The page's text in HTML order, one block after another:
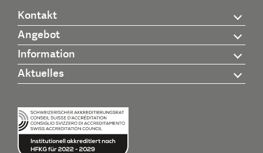
Kontakt
Angebot
Information
Aktuelles